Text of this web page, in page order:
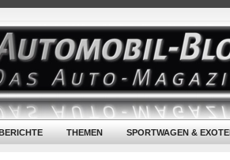
THEMEN SPORTWAGEN &